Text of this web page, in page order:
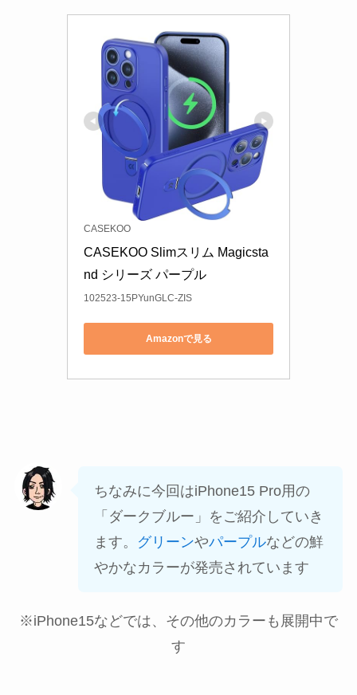
CASEKOO
CASEKOO Slimスリム Magicsta
nd シリーズ パープル
102523-15PYunGLC-ZIS
Amazonで見る
ちなみに今回はiPhone15 Pro用の
「ダークブルー」をご紹介していき
ます。
グリーンやパープルなどの鮮
やかなカラーが発売されています
※iPhone15などでは、その他のカラーも展開中で
す